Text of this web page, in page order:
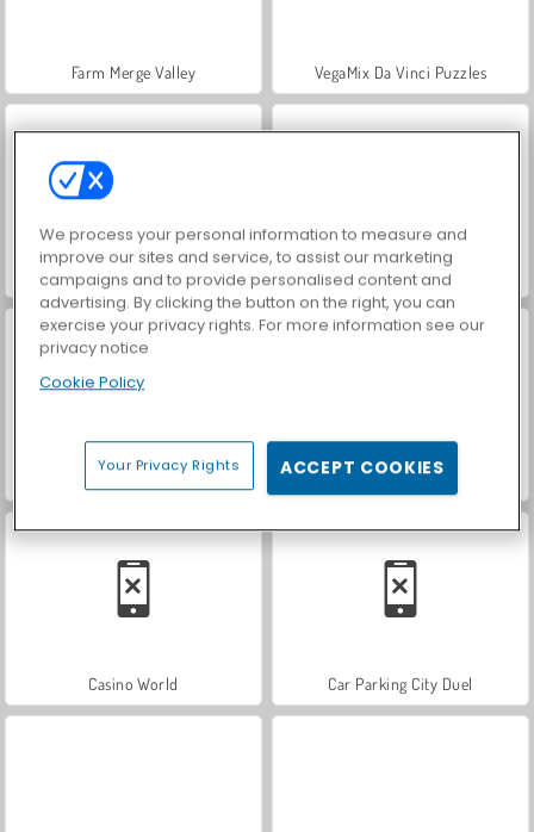
Farm Merge Valley VegaMix Da Vinci Puzzles
Hidden Object: Street of Secrets Let's Fish!
ASMR Makeover & Makeup Studio World War 2 Shooter
Casino World Car Parking City Duel
We process your personal information to measure and
improve our sites and service, to assist our marketing
campaigns and to provide personalised content and
advertising. By clicking the button on the right, you can
exercise your privacy rights. For more information see our
privacy notice
Cookie Policy
Your Privacy Rights ACCEPT COOKIES